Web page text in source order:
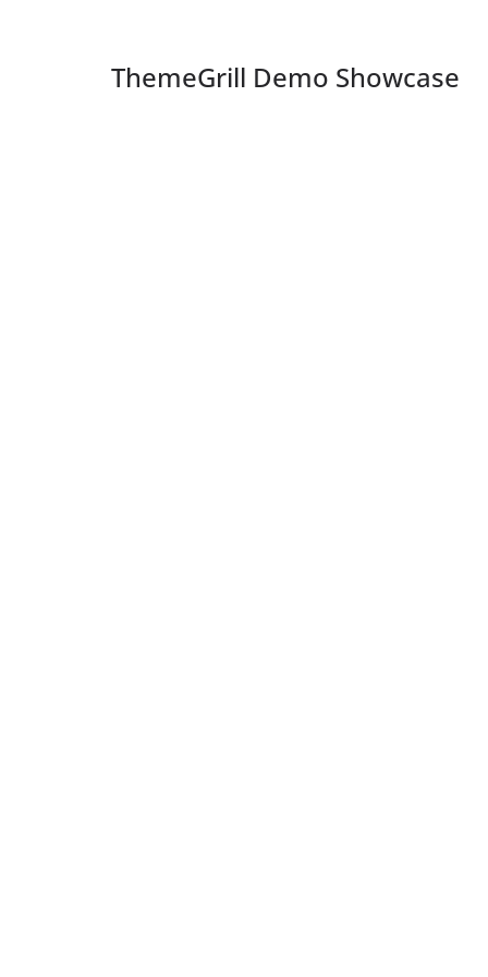
ThemeGrill Demo Showcase